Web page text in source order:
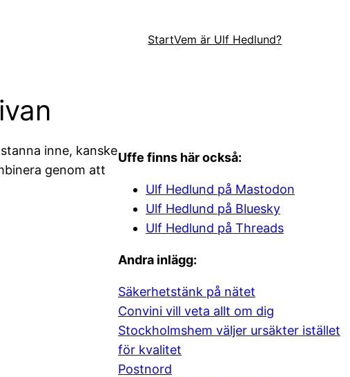
StartVem är Ulf Hedlund?
inne, kanske
genom att
Uffe finns här också:
Ulf Hedlund på Mastodon
Ulf Hedlund på Bluesky
Ulf Hedlund på Threads
Andra inlägg:
Säkerhetstänk på nätet
Convini vill veta allt om dig
Stockholmshem väljer ursäkter istället
för kvalitet
Postnord